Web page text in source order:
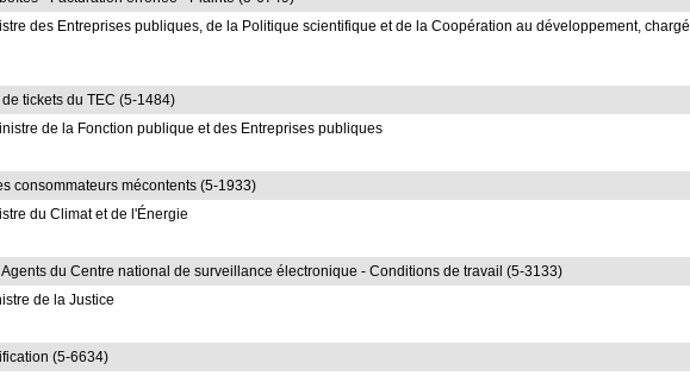
des Entreprises publiques, de la Politique scientifique et de la Coopération au développement, chargé
tickets du TEC (5-1484)
de la Fonction publique et des Entreprises publiques
consommateurs mécontents (5-1933)
du Climat et de l'Énergie
du Centre national de surveillance électronique - Conditions de travail (5-3133)
de la Justice
(5-6634)